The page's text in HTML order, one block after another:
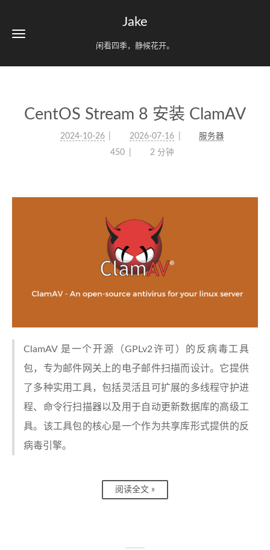
Jake
闲看四季，静候花开。
CentOS Stream 8 安装 ClamAV
2024-10-26 2026-07-16
服务器
450
2 分钟
ClamAV 是一个开源（GPLv2许可）的反病毒工具
包，专为邮件网关上的电子邮件扫描而设计。它提供
了多种实用工具，包括灵活且可扩展的多线程守护进
程、命令行扫描器以及用于自动更新数据库的高级工
具。该工具包的核心是一个作为共享库形式提供的反
病毒引擎。
阅读全文 »